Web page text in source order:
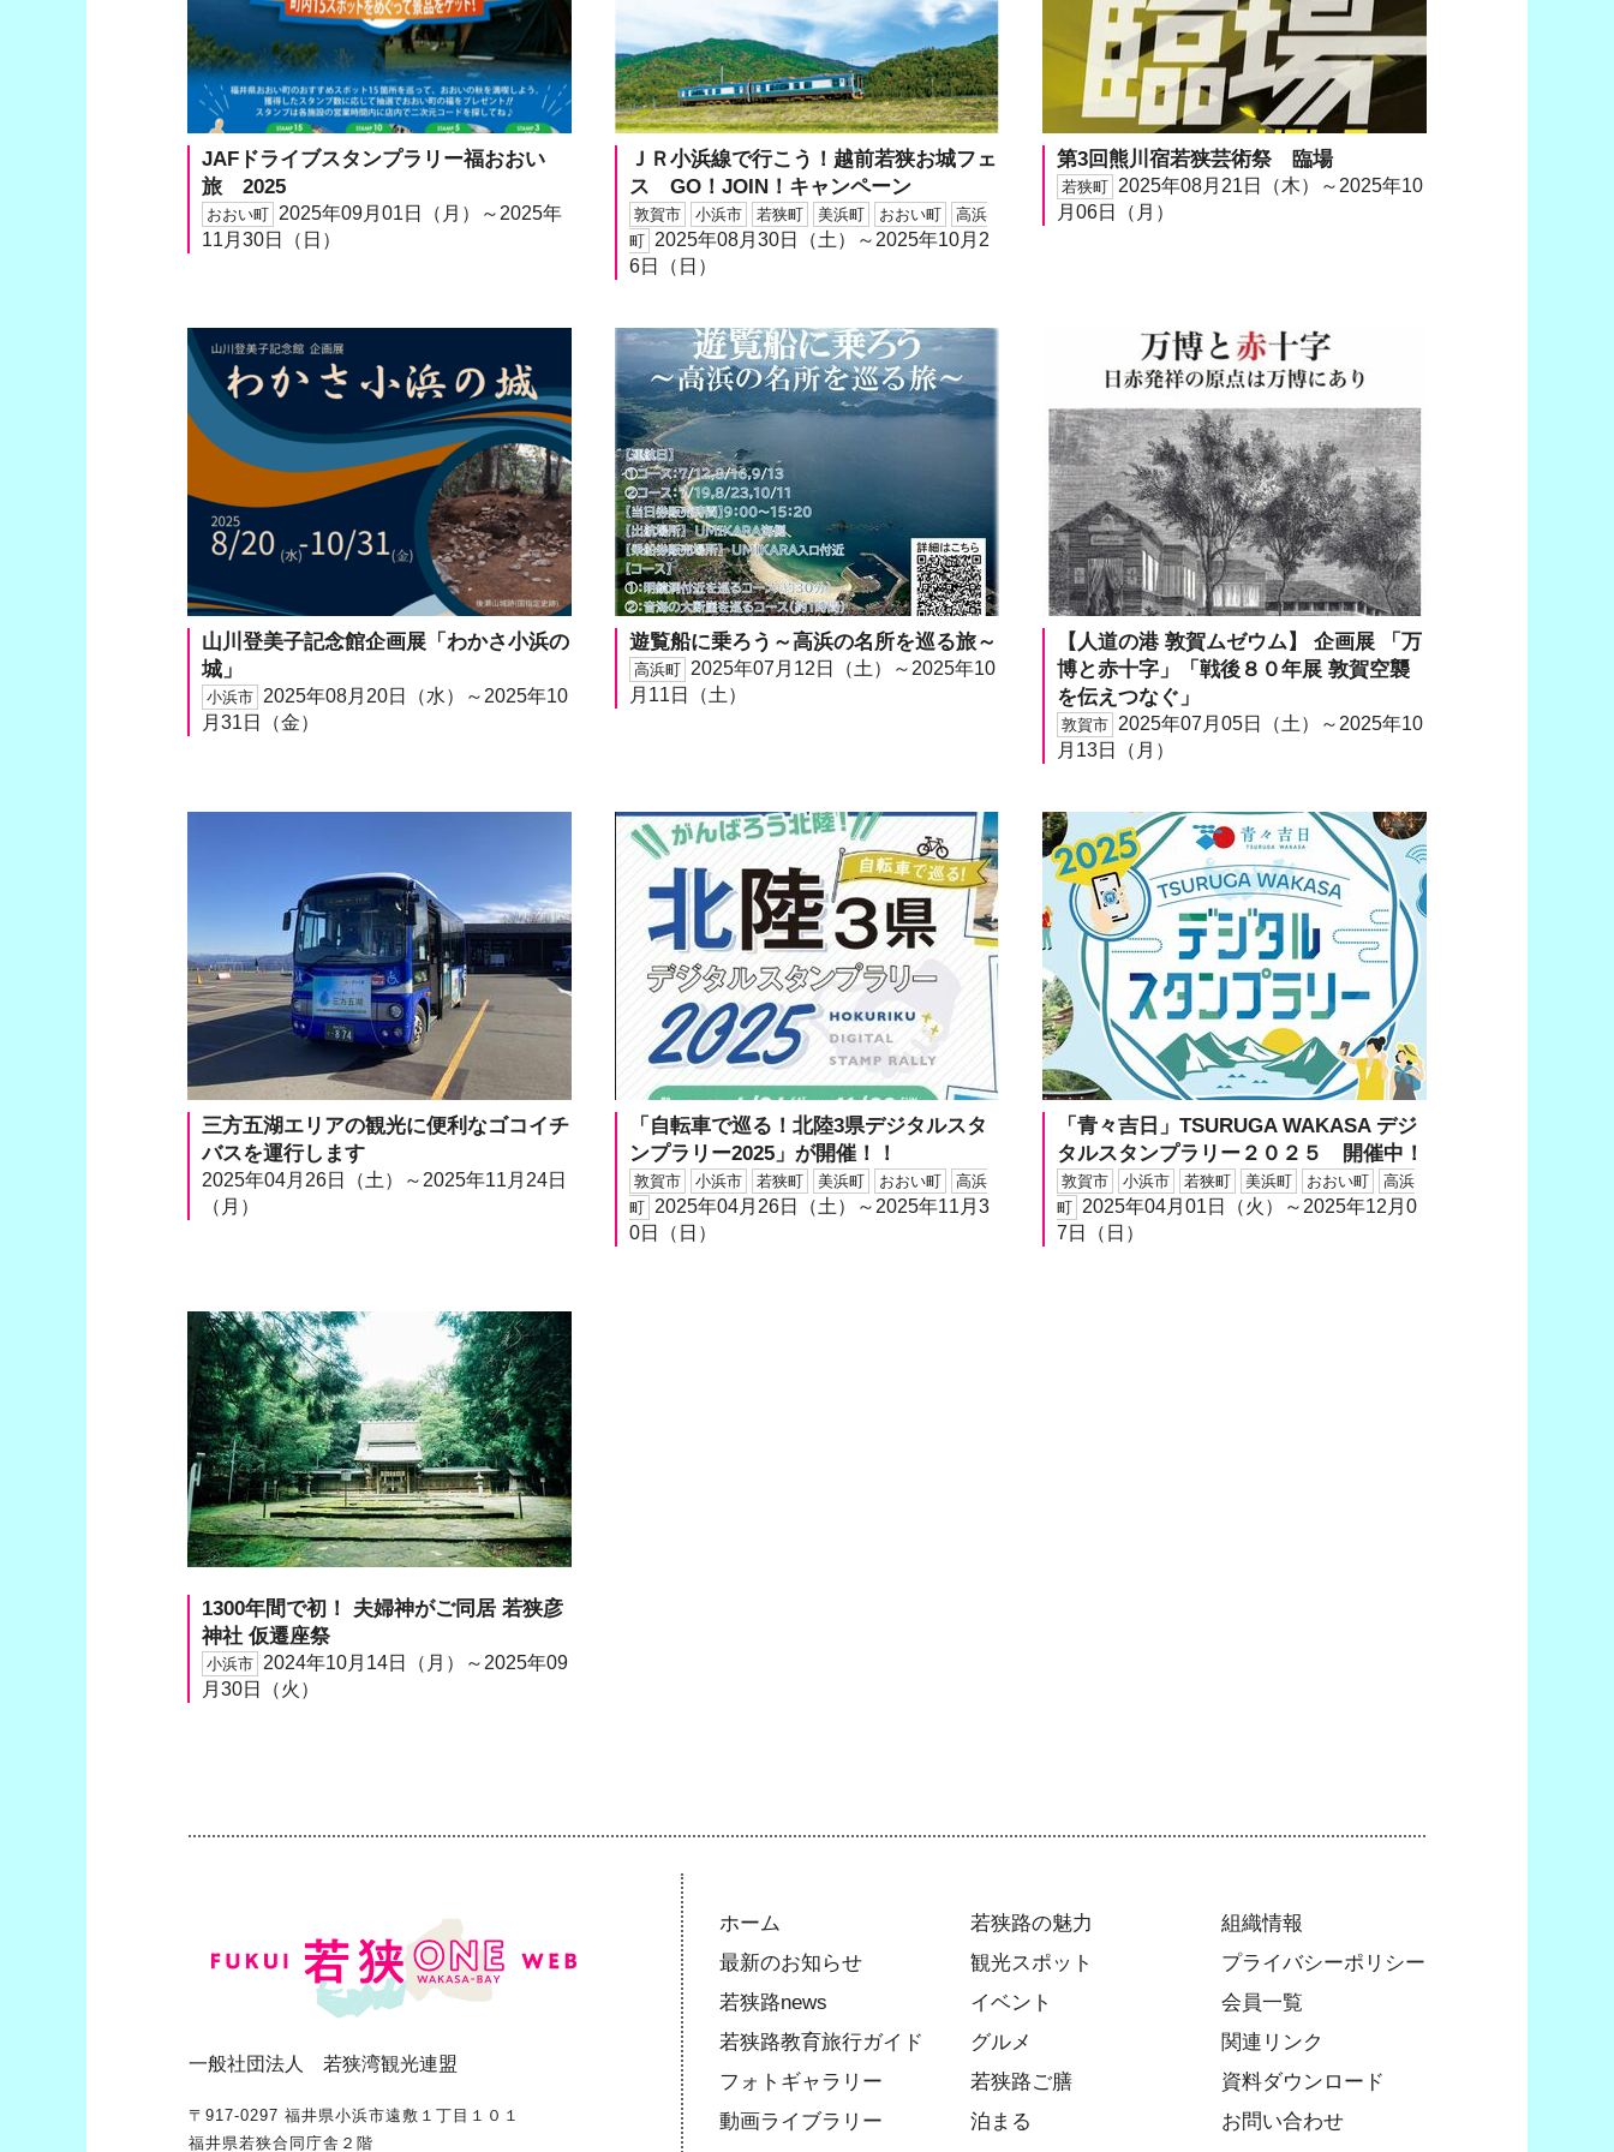
JAFドライブスタンプラリー福おおい
旅 2025
おおい町 2025年09月01日（月）～2025年
11月30日（日）
ＪＲ小浜線で行こう！越前若狭お城フェ
ス GO！JOIN！キャンペーン
敦賀市 小浜市 若狭町 美浜町 おおい町
高浜
町 2025年08月30日（土）～2025年10月2
6日（日）
第3回熊川宿若狭芸術祭 臨場
若狭町 2025年08月21日（木）～2025年10
月06日（月）
山川登美子記念館企画展「わかさ小浜の
城」
小浜市 2025年08月20日（水）～2025年10
月31日（金）
遊覧船に乗ろう～高浜の名所を巡る旅～
高浜町 2025年07月12日（土）～2025年10
月11日（土）
【人道の港 敦賀ムゼウム】 企画展 「万
博と赤十字」「戦後８０年展 敦賀空襲
を伝えつなぐ」
敦賀市 2025年07月05日（土）～2025年10
月13日（月）
三方五湖エリアの観光に便利なゴコイチ
バスを運行します
2025年04月26日（土）～2025年11月24日
（月）
「自転車で巡る！北陸3県デジタルスタ
ンプラリー2025」が開催！！
敦賀市 小浜市 若狭町 美浜町 おおい町
高浜
町 2025年04月26日（土）～2025年11月3
0日（日）
「青々吉日」TSURUGA WAKASA デジ
タルスタンプラリー２０２５ 開催中！
敦賀市 小浜市 若狭町 美浜町 おおい町
高浜
町 2025年04月01日（火）～2025年12月0
7日（日）
1300年間で初！ 夫婦神がご同居 若狭彦
神社 仮遷座祭
小浜市 2024年10月14日（月）～2025年09
月30日（火）
一般社団法人 若狭湾観光連盟
〒917-0297 福井県小浜市遠敷１丁目１０１
福井県若狭合同庁舎２階
ホーム
最新のお知らせ
若狭路news
若狭路教育旅行ガイド
フォトギャラリー
動画ライブラリー
若狭路の魅力
観光スポット
イベント
グルメ
若狭路ご膳
泊まる
組織情報
プライバシーポリシー
会員一覧
関連リンク
資料ダウンロード
お問い合わせ